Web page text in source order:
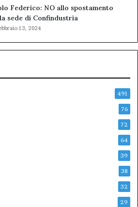
Federico: NO allo spostamento
sede di Confindustria
13, 2024
491
76
72
64
39
38
32
29